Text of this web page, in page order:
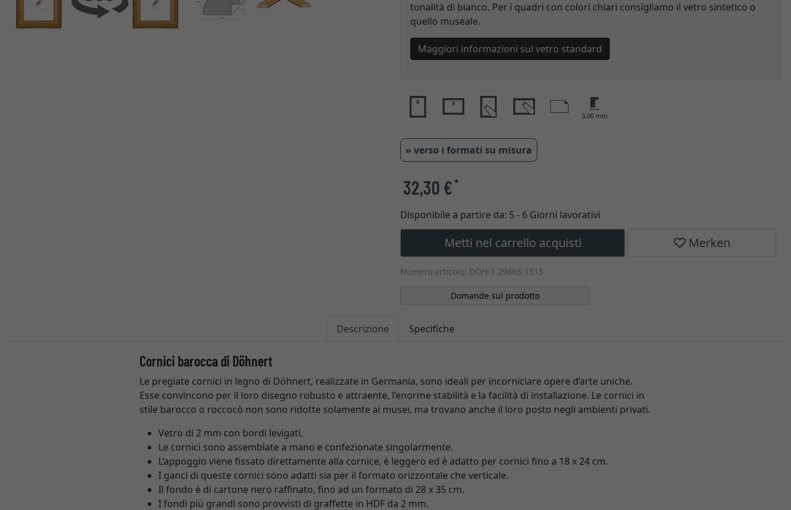
tonalità di bianco. Per i quadri con colori chiari consigliamo il vetro sintetico o
quello museale.
Maggiori informazioni sul vetro standard
3,00 mm
» verso i formati su misura
32,30 €*
Disponibile a partire da: 5 - 6 Giorni lavorativi
Metti nel carrello acquisti Merken
Numero articolo: DOH-1-29663-1515
Domande sul prodotto
Descrizione Specifiche
Cornici barocca di Döhnert
Le pregiate cornici in legno di Döhnert, realizzate in Germania, sono ideali per incorniciare opere d’arte uniche.
Esse convincono per il loro disegno robusto e attraente, l’enorme stabilità e la facilità di installazione. Le cornici in
stile barocco o roccocò non sono ridotte solamente ai musei, ma trovano anche il loro posto negli ambienti privati.
Vetro di 2 mm con bordi levigati.
Le cornici sono assemblate a mano e confezionate singolarmente.
L’appoggio viene fissato direttamente alla cornice, è leggero ed è adatto per cornici fino a 18 x 24 cm.
I ganci di queste cornici sono adatti sia per il formato orizzontale che verticale.
Il fondo è di cartone nero raffinato, fino ad un formato di 28 x 35 cm.
I fondi più grandi sono provvisti di graffette in HDF da 2 mm.